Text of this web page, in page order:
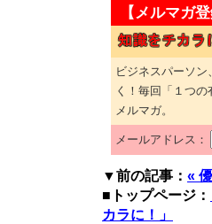
【メルマガ
ビジネスパーソ
く！毎回「１つ
メルマガ。
メールアドレス：
▼前の記事： «
■トップページ：
カラに！」